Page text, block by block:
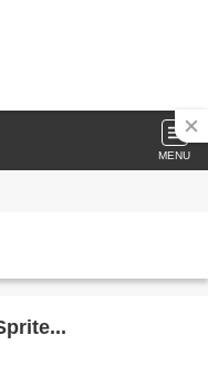
MENU